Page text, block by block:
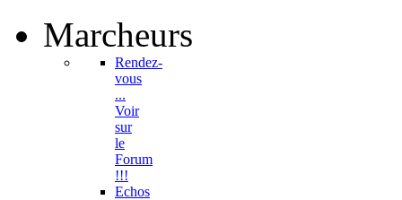
Marcheurs
Rendez-
vous
...
Voir
sur
le
Forum
!!!
Echos